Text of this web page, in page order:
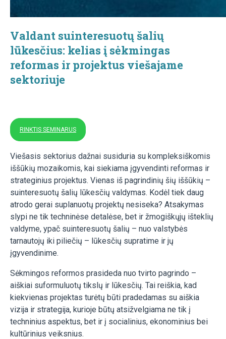
Valdant suinteresuotų šalių
lūkesčius: kelias į sėkmingas
reformas ir projektus viešajame
sektoriuje
RINKTIS SEMINARUS
Viešasis sektorius dažnai susiduria su kompleksiškomis
iššūkių mozaikomis, kai siekiama įgyvendinti reformas ir
strateginius projektus. Vienas iš pagrindinių šių iššūkių –
suinteresuotų šalių lūkesčių valdymas. Kodėl tiek daug
atrodo gerai suplanuotų projektų nesiseka? Atsakymas
slypi ne tik techninėse detalėse, bet ir žmogiškųjų išteklių
valdyme, ypač suinteresuotų šalių – nuo valstybės
tarnautojų iki piliečių – lūkesčių supratime ir jų
įgyvendinime.
Sėkmingos reformos prasideda nuo tvirto pagrindo –
aiškiai suformuluotų tikslų ir lūkesčių. Tai reiškia, kad
kiekvienas projektas turėtų būti pradedamas su aiškia
vizija ir strategija, kurioje būtų atsižvelgiama ne tik į
techninius aspektus, bet ir į socialinius, ekonominius bei
kultūrinius veiksnius.